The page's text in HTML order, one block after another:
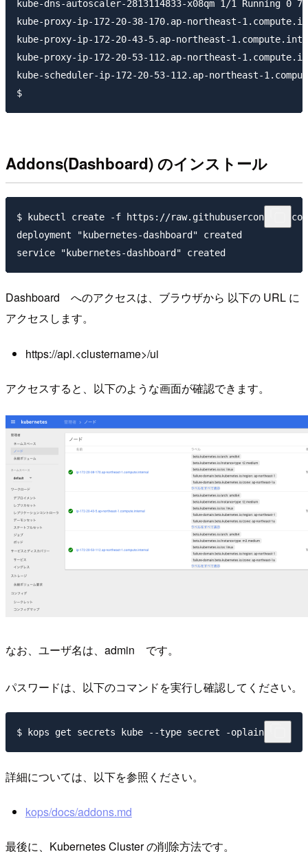
kube-dns-autoscaler-2813114833-x08qm 1/1 Running 0 7m
kube-proxy-ip-172-20-38-170.ap-northeast-
kube-proxy-ip-172-20-43-5.ap-northeast-
kube-proxy-ip-172-20-53-112.ap-northeast-
kube-scheduler-ip-172-20-53-112.ap-northeast-
Addons(Dashboard) のインストール
$ kubectl create -f https://raw.githubusercontent.com/
deployment "kubernetes-dashboard" created
Dashboard へのアクセスは、ブラウザから 以下の URL に
アクセスします。
https://api.<clustername>/ui
アクセスすると、以下のような画面が確認できます。
なお、ユーザ名は、admin です。
パスワードは、以下のコマンドを実行し確認してください。
詳細については、以下を参照ください。
kops/docs/addons.md
最後に、Kubernetes Cluster の削除方法です。